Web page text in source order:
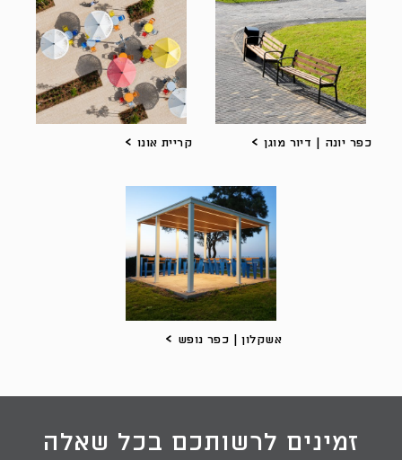
כפר יונה | דיור מוגן קריית אונו
אשקלון | כפר נופש
זמינים לרשותכם בכל שאלה